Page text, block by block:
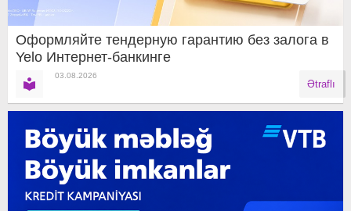
Оформляйте тендерную гарантию без залога в
Yelo Интернет-банкинге
03.08.2026
Ətraflı